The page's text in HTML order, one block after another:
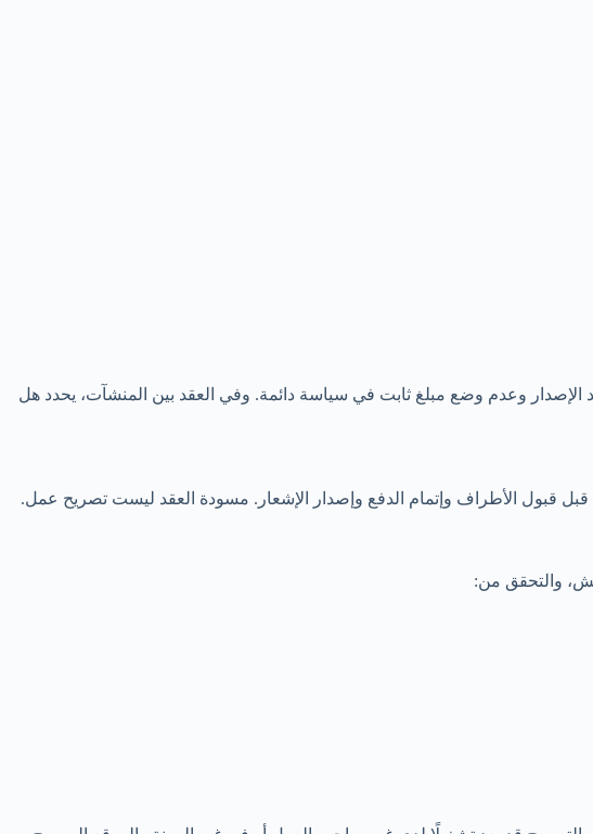
الإصدار وعدم وضع مبلغ ثابت في سياسة دائمة. وفي العقد بين المنشآت، يحدد هل
قبل قبول الأطراف وإتمام الدفع وإصدار الإشعار. مسودة العقد ليست تصريح عمل.
والتحقق من: